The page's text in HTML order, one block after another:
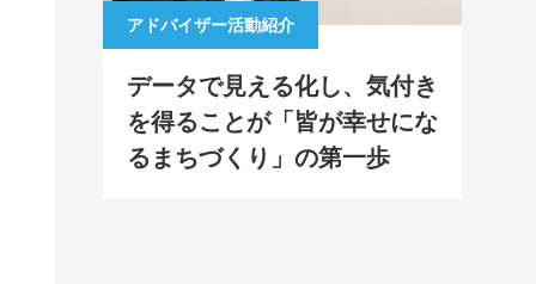
アドバイザー活動紹介
データで見える化し、気付き
を得ることが「皆が幸せにな
るまちづくり」の第一歩